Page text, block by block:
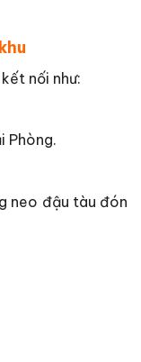
nối như:
Phòng.
neo đậu tàu đón